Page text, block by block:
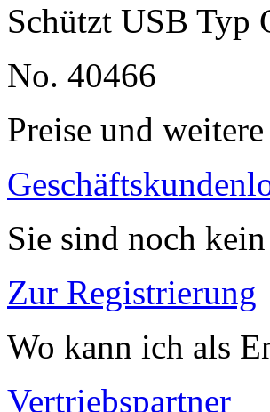
Schützt USB Typ
No. 40466
Preise und
Sie sind noch
Zur Registrierung
Wo kann ich als
Vertriebspartner